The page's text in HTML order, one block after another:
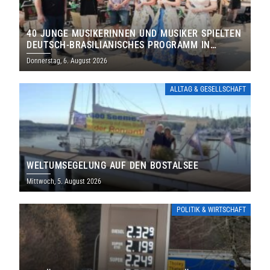
40 JUNGE MUSIKERINNEN UND MUSIKER SPIELTEN
DEUTSCH-BRASILIANISCHES PROGRAMM IN
THOLEY
Donnerstag, 6. August 2026
ALLTAG & GESELLSCHAFT
WELTUMSEGELUNG AUF DEN BOSTALSEE
Mittwoch, 5. August 2026
POLITIK & WIRTSCHAFT